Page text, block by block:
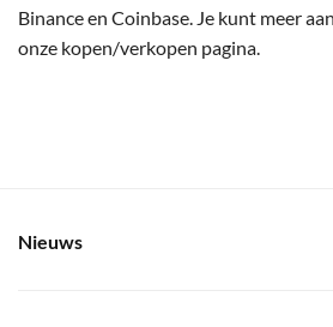
Binance en Coinbase. Je kunt meer
onze kopen/verkopen pagina.
Nieuws